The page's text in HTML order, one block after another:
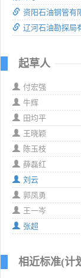
资阳石油钢管有
辽河石油勘探局
起草人
付宏强
牛辉
田均平
王晓颖
陈玉枝
薛磊红
刘云
郭凤勇
王一岑
张超
相近标准(计